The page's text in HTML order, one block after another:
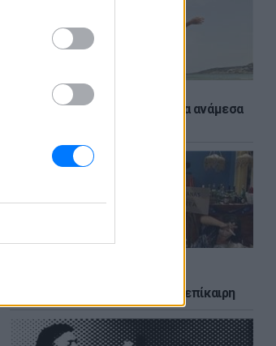
Πώς να αποφύγεις το σύγκαμα ανάμεσα
νεοπλουτισμό και παραμένει επίκαιρη